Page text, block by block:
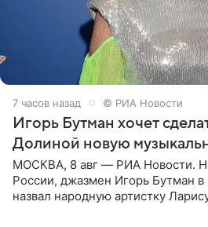
7 часов назад © РИА Новости
Игорь Бутман хочет
Долиной новую
МОСКВА, 8 авг — РИА Новости.
России, джазмен Игорь Бутман
назвал народную артистку